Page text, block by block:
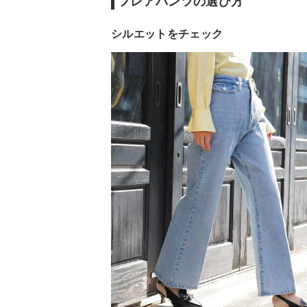
シルエットをチェック